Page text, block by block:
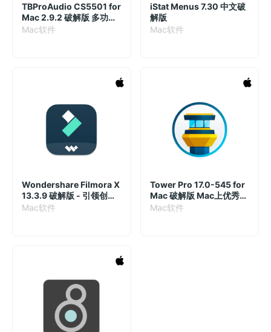
TBProAudio CS5501 for
Mac 2.9.2 破解版 多功能
通道条效果插件
Mac软件
iStat Menus 7.30 中文破
解版
Mac软件
Wondershare Filmora X
13.3.9 破解版 - 引领创意
潮流的视频制作工具
Mac软件
Tower Pro 17.0-545 for
Mac 破解版 Mac上优秀的
Git客户端
Mac软件